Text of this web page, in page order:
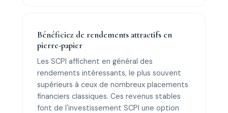
Bénéficiez de rendements attractifs en
pierre-papier
Les SCPI affichent en général des
rendements intéressants, le plus souvent
supérieurs à ceux de nombreux placements
financiers classiques. Ces revenus stables
font de l'investissement SCPI une option